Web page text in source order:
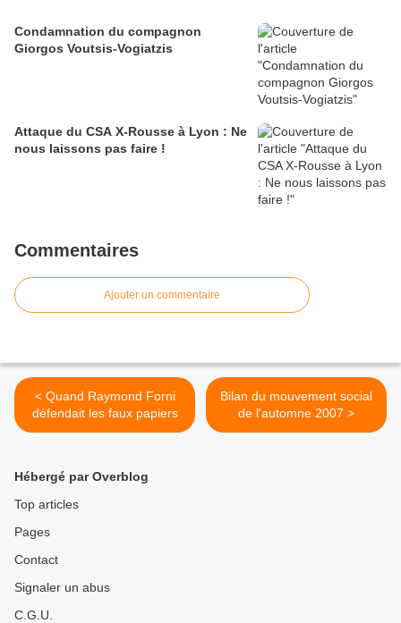
Condamnation du compagnon
Giorgos Voutsis-Vogiatzis
Attaque du CSA X-Rousse à Lyon : Ne
nous laissons pas faire !
Commentaires
Ajouter un commentaire
< Quand Raymond Forni
défendait les faux papiers
Bilan du mouvement social
de l'automne 2007 >
Hébergé par Overblog
Top articles
Pages
Contact
Signaler un abus
C.G.U.